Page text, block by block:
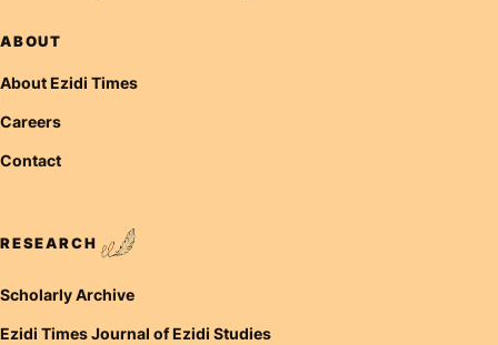
ABOUT
About Ezidi Times
Careers
Contact
RESEARCH
Scholarly Archive
Ezidi Times Journal of Ezidi Studies